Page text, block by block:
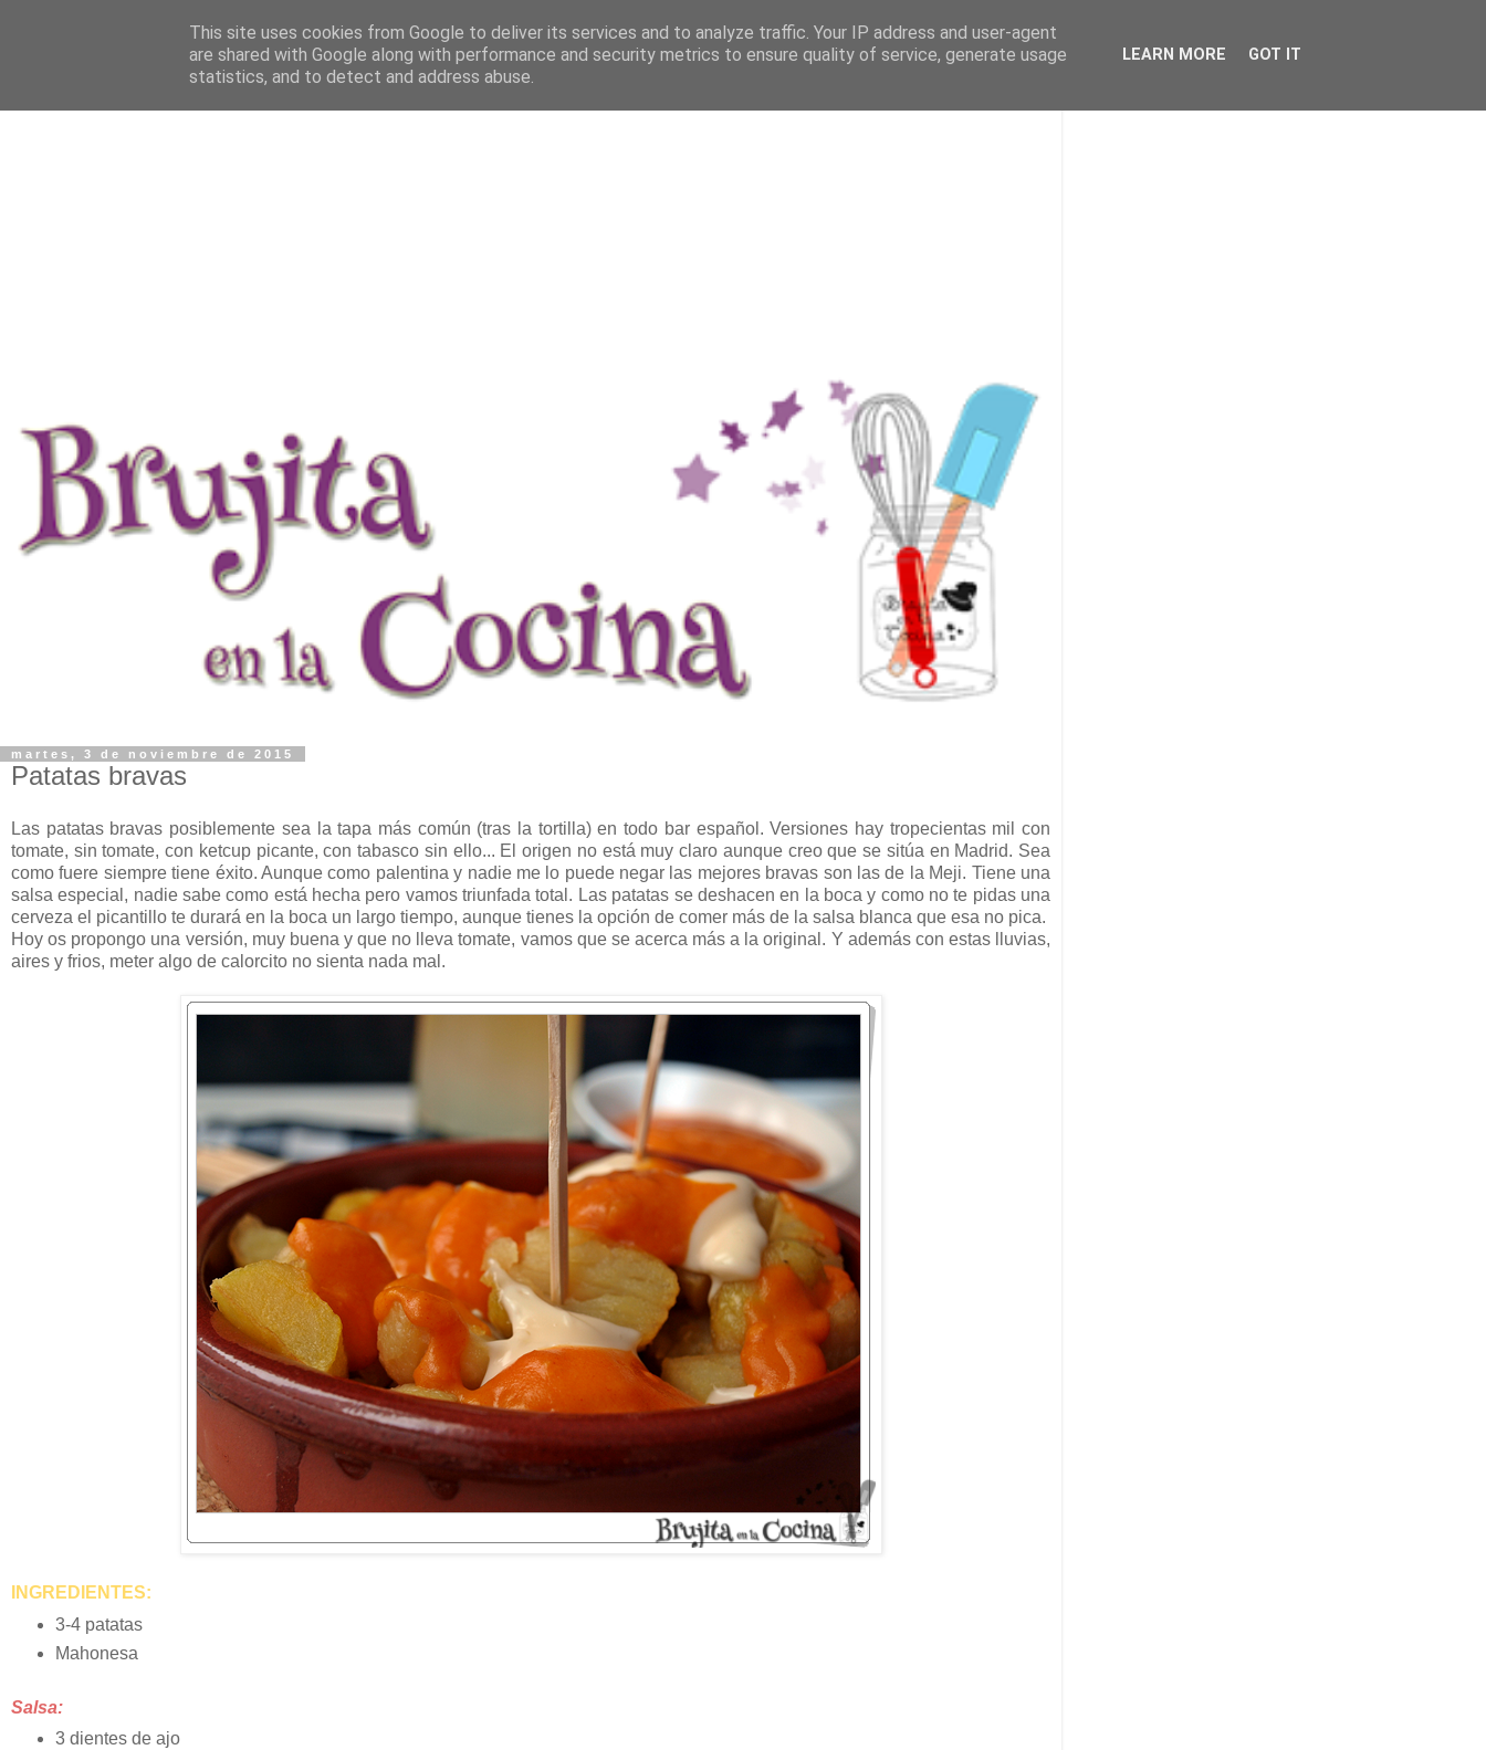
martes, 3 de noviembre de 2015
Patatas bravas
Las patatas bravas posiblemente sea la tapa más común (tras la tortilla) en todo bar español. Versiones hay tropecientas mil con
tomate, sin tomate, con ketcup picante, con tabasco sin ello... El origen no está muy claro aunque creo que se sitúa en Madrid. Sea
como fuere siempre tiene éxito. Aunque como palentina y nadie me lo puede negar las mejores bravas son las de la Meji. Tiene una
salsa especial, nadie sabe como está hecha pero vamos triunfada total. Las patatas se deshacen en la boca y como no te pidas una
cerveza el picantillo te durará en la boca un largo tiempo, aunque tienes la opción de comer más de la salsa blanca que esa no pica.
Hoy os propongo una versión, muy buena y que no lleva tomate, vamos que se acerca más a la original. Y además con estas lluvias,
aires y frios, meter algo de calorcito no sienta nada mal.
INGREDIENTES:
3-4 patatas
Mahonesa
Salsa:
3 dientes de ajo
This site uses cookies from Google to deliver its services and to analyze traffic. Your IP address and user-agent
are shared with Google along with performance and security metrics to ensure quality of service, generate usage
statistics, and to detect and address abuse.
LEARN MORE GOT IT